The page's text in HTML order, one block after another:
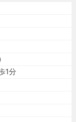
1分